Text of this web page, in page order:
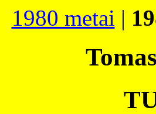
1980 metai |